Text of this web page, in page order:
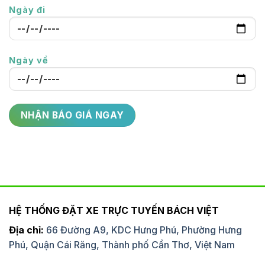
Ngày đi
Ngày về
HỆ THỐNG ĐẶT XE TRỰC TUYẾN BÁCH VIỆT
Địa chỉ: 66 Đường A9, KDC Hưng Phú, Phường Hưng
Phú, Quận Cái Răng, Thành phố Cần Thơ, Việt Nam